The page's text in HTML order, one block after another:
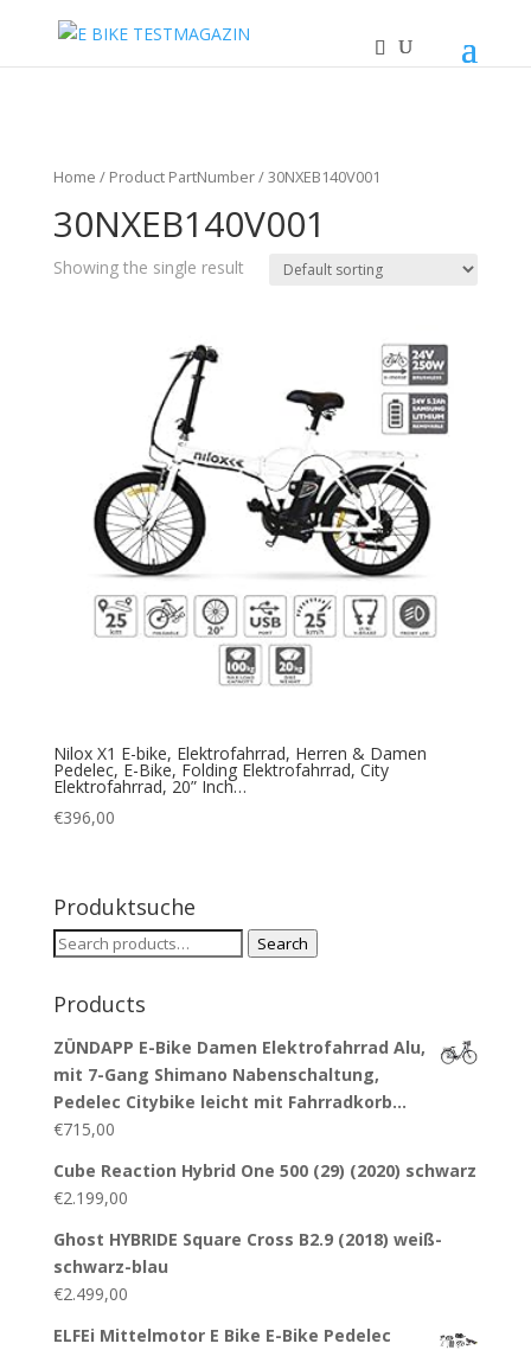
Home / Product PartNumber / 30NXEB140V001
30NXEB140V001
Showing the single result
Nilox X1 E-bike, Elektrofahrrad, Herren & Damen
Pedelec, E-Bike, Folding Elektrofahrrad, City
Elektrofahrrad, 20” Inch…
€396,00
Produktsuche
Search
Search
Products
ZÜNDAPP E-Bike Damen Elektrofahrrad Alu,
mit 7-Gang Shimano Nabenschaltung,
Pedelec Citybike leicht mit Fahrradkorb…
€715,00
Cube Reaction Hybrid One 500 (29) (2020) schwarz
€2.199,00
Ghost HYBRIDE Square Cross B2.9 (2018) weiß-
schwarz-blau
€2.499,00
ELFEi Mittelmotor E Bike E-Bike Pedelec